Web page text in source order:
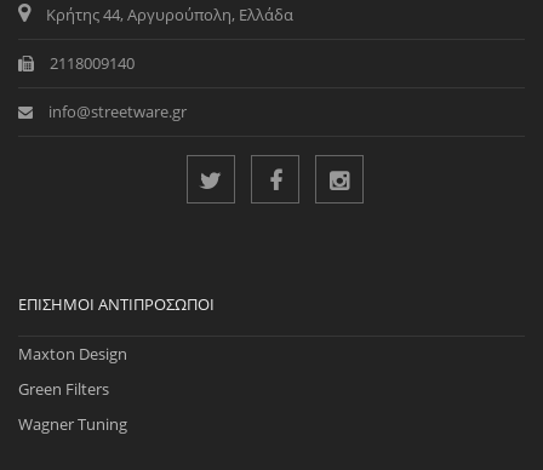
Κρήτης 44, Αργυρούπολη, Ελλάδα
2118009140
info@streetware.gr
ΕΠΊΣΗΜΟΙ ΑΝΤΙΠΡΌΣΩΠΟΙ
Maxton Design
Green Filters
Wagner Tuning